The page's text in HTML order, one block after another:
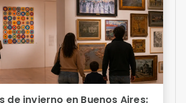
de invierno en Buenos Aires: